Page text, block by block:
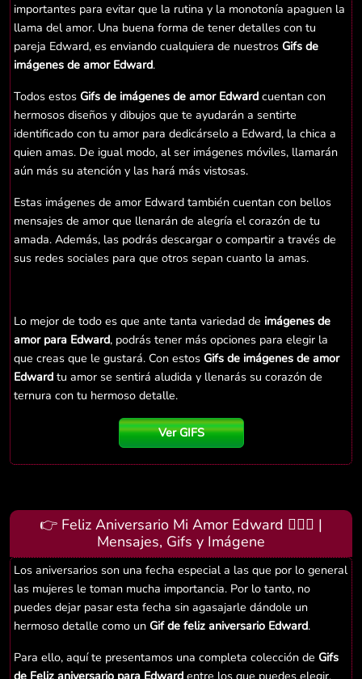
importantes para evitar que la rutina y la monotonía apaguen la
llama del amor. Una buena forma de tener detalles con tu
pareja Edward, es enviando cualquiera de nuestros Gifs de
imágenes de amor Edward.
Todos estos Gifs de imágenes de amor Edward cuentan con
hermosos diseños y dibujos que te ayudarán a sentirte
identificado con tu amor para dedicárselo a Edward, la chica a
quien amas. De igual modo, al ser imágenes móviles, llamarán
aún más su atención y las hará más vistosas.
Estas imágenes de amor Edward también cuentan con bellos
mensajes de amor que llenarán de alegría el corazón de tu
amada. Además, las podrás descargar o compartir a través de
sus redes sociales para que otros sepan cuanto la amas.
Lo mejor de todo es que ante tanta variedad de imágenes de
amor para Edward, podrás tener más opciones para elegir la
que creas que le gustará. Con estos Gifs de imágenes de amor
Edward tu amor se sentirá aludida y llenarás su corazón de
ternura con tu hermoso detalle.
Ver GIFS
👉 Feliz Aniversario Mi Amor Edward 👨‍❤️‍👨 |
Mensajes, Gifs y Imágene
Los aniversarios son una fecha especial a las que por lo general
las mujeres le toman mucha importancia. Por lo tanto, no
puedes dejar pasar esta fecha sin agasajarle dándole un
hermoso detalle como un Gif de feliz aniversario Edward.
Para ello, aquí te presentamos una completa colección de Gifs